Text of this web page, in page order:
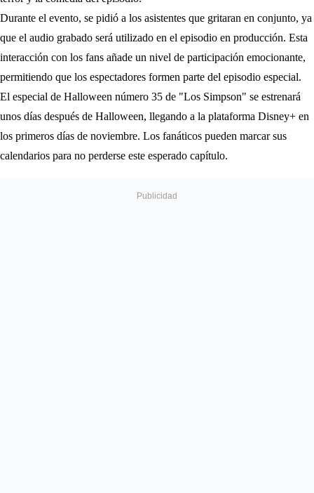
Durante el evento, se pidió a los asistentes que gritaran en conjunto, ya
que el audio grabado será utilizado en el episodio en producción. Esta
interacción con los fans añade un nivel de participación emocionante,
permitiendo que los espectadores formen parte del episodio especial.
El especial de Halloween número 35 de "Los Simpson" se estrenará
unos días después de Halloween, llegando a la plataforma Disney+ en
los primeros días de noviembre. Los fanáticos pueden marcar sus
calendarios para no perderse este esperado capítulo.